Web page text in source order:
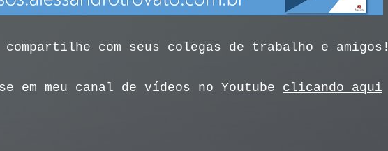
compartilhe com seus colegas de trabalho e amigos!
em meu canal de vídeos no Youtube clicando aqui